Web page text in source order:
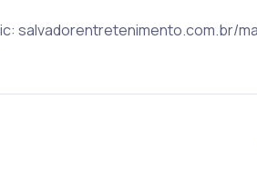
salvadorentretenimento.com.br/